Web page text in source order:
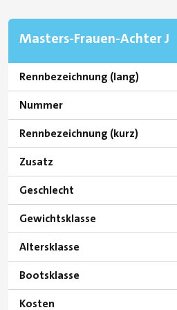
Masters-Frauen-Achter J
Rennbezeichnung (lang)
Nummer
Rennbezeichnung (kurz)
Zusatz
Geschlecht
Gewichtsklasse
Altersklasse
Bootsklasse
Kosten